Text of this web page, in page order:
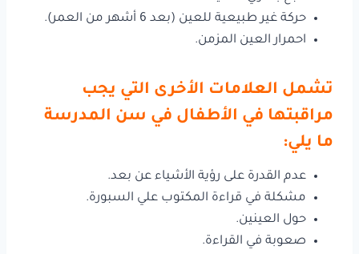
حركة غير طبيعية للعين (بعد 6 أشهر من العمر).
احمرار العين المزمن.
تشمل العلامات الأخرى التي يجب
مراقبتها في الأطفال في سن المدرسة
ما يلي:
عدم القدرة على رؤية الأشياء عن بعد.
مشكلة في قراءة المكتوب علي السبورة.
حول العينين.
صعوبة في القراءة.